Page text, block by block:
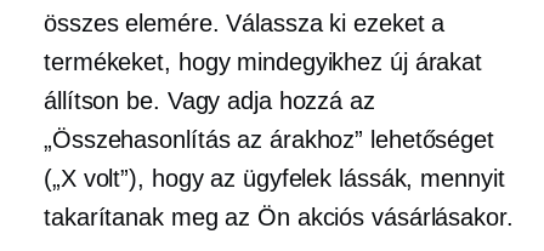
összes elemére. Válassza ki ezeket a
termékeket, hogy mindegyikhez új árakat
állítson be. Vagy adja hozzá az
„Összehasonlítás az árakhoz” lehetőséget
(„X volt”), hogy az ügyfelek lássák, mennyit
takarítanak meg az Ön akciós vásárlásakor.